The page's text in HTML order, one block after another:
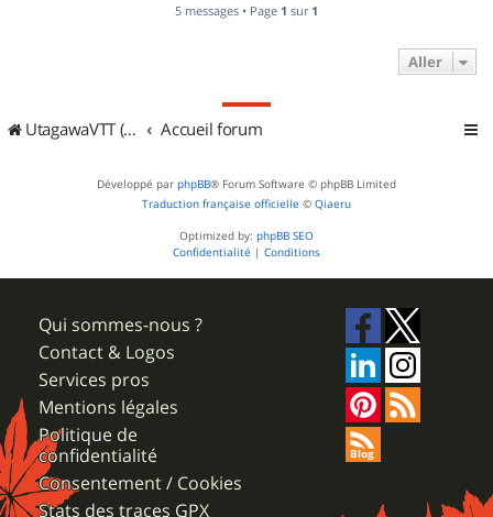
5 messages • Page 1 sur 1
Aller
UtagawaVTT (Randos VTT et VTTAE avec traces GPS) Accueil forum
Développé par phpBB® Forum Software © phpBB Limited
Traduction française officielle © Qiaeru
Optimized by: phpBB SEO
Confidentialité | Conditions
Qui sommes-nous ?
Contact & Logos
Services pros
Mentions légales
Politique de
confidentialité
Consentement / Cookies
Stats des traces GPX